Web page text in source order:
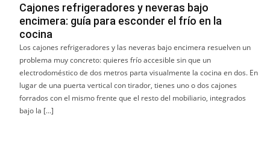
Cajones refrigeradores y neveras bajo
encimera: guía para esconder el frío en la
cocina
Los cajones refrigeradores y las neveras bajo encimera resuelven un
problema muy concreto: quieres frío accesible sin que un
electrodoméstico de dos metros parta visualmente la cocina en dos. En
lugar de una puerta vertical con tirador, tienes uno o dos cajones
forrados con el mismo frente que el resto del mobiliario, integrados
bajo la […]